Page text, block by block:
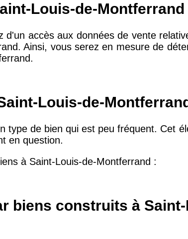
11 141 € 29 €
11 085 € 30 €
2 453 € 12 €
Louis-de-Montferrand
d'un accès aux données de vente
Ainsi, vous serez en mesure de
Louis-de-
type de bien qui est peu fréquent. Cet
en question.
à Saint-Louis-de-Montferrand :
biens construits à